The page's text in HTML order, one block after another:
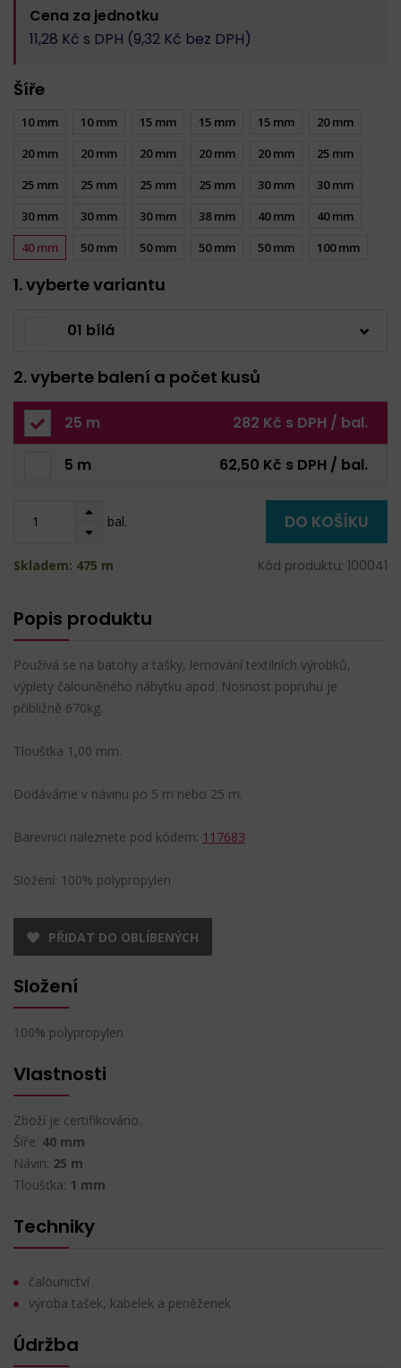
Cena za jednotku
11,28 Kč s DPH (9,32 Kč bez DPH)
Šíře
10 mm 10 mm 15 mm 15 mm 15 mm
20 mm
20 mm
20 mm 20 mm 20 mm 20 mm
25 mm
25 mm
25 mm 25 mm 25 mm 30 mm
30 mm
30 mm
30 mm 30 mm 38 mm 40 mm
40 mm
40 mm
50 mm 50 mm 50 mm 50 mm 100 mm
1. vyberte variantu
01 bílá
2. vyberte balení a počet kusů
25 m 282 Kč s DPH / bal.
5 m 62,50 Kč s DPH / bal.
bal. DO KOŠÍKU
Skladem: 475 m Kód produktu: 100041
Popis produktu
Používá se na batohy a tašky, lemování textilních výrobků,
výplety čalouněného nábytku apod. Nosnost popruhu je
přibližně 670kg.
Tloušťka 1,00 mm.
Dodáváme v návinu po 5 m nebo 25 m.
Barevnici naleznete pod kódem: 117683
Složení: 100% polypropylen
PŘIDAT DO OBLÍBENÝCH
Složení
100% polypropylen
Vlastnosti
Zboží je certifikováno.
Šíře: 40 mm
Návin: 25 m
Tloušťka: 1 mm
Techniky
čalounictví
výroba tašek, kabelek a peněženek
Údržba